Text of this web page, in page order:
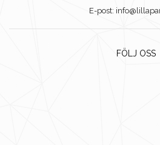
E-post:
FÖLJ OSS